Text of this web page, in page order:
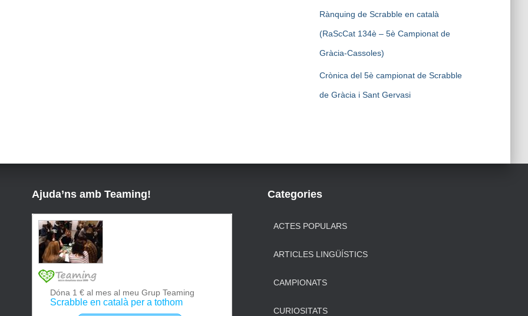
Rànquing de Scrabble en català
(RaScCat 134è – 5è Campionat de
Gràcia-Cassoles)
Crònica del 5è campionat de Scrabble
de Gràcia i Sant Gervasi
Ajuda’ns amb Teaming! Categories
ACTES POPULARS
ARTICLES LINGÜÍSTICS
CAMPIONATS
CURIOSITATS